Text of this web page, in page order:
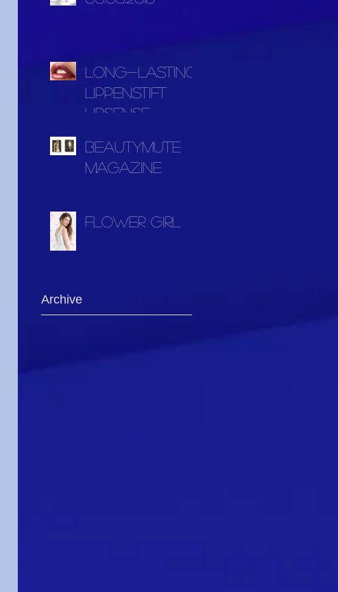
Long-Lasting
Lippenstift
LipSense
BEAUTYMUTE
MAGAZINE
Flower Girl
Archive